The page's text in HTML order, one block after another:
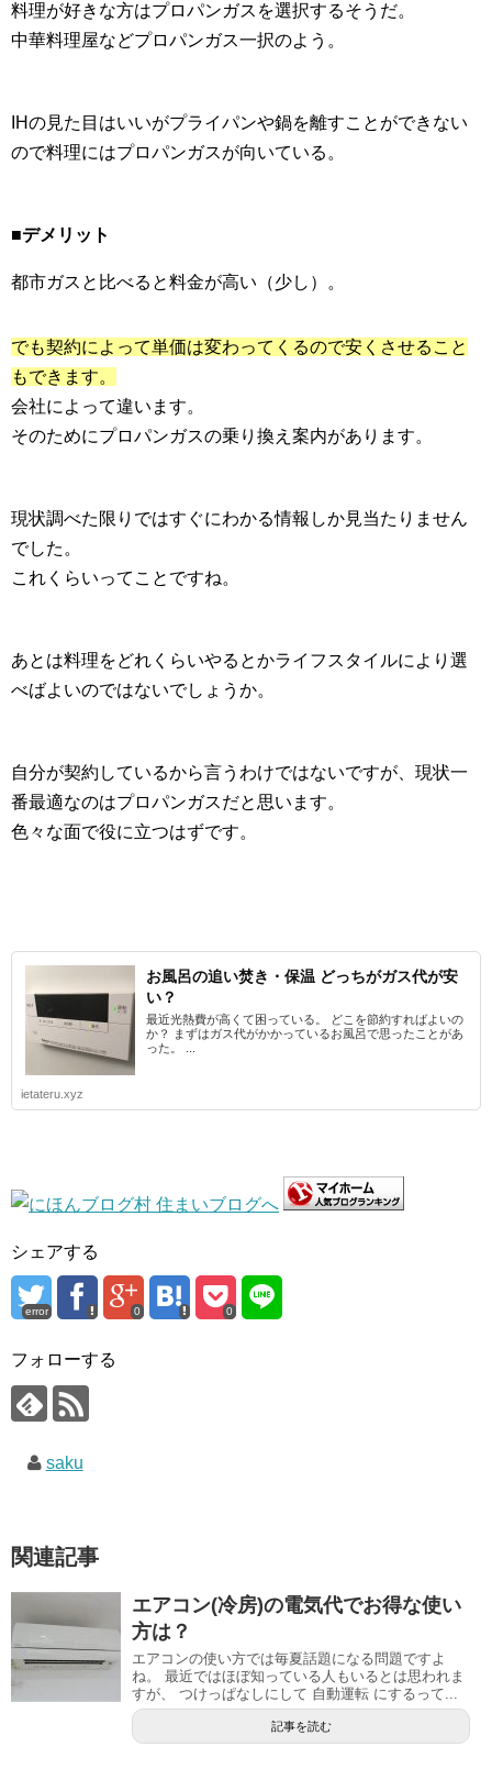
料理が好きな方はプロパンガスを選択するそうだ。
中華料理屋などプロパンガス一択のよう。
IHの見た目はいいがプライパンや鍋を離すことができない
ので料理にはプロパンガスが向いている。
■デメリット
都市ガスと比べると料金が高い（少し）。
でも契約によって単価は変わってくるので安くさせること
もできます。
会社によって違います。
そのためにプロパンガスの乗り換え案内があります。
現状調べた限りではすぐにわかる情報しか見当たりません
でした。
これくらいってことですね。
あとは料理をどれくらいやるとかライフスタイルにより選
べばよいのではないでしょうか。
自分が契約しているから言うわけではないですが、現状一
番最適なのはプロパンガスだと思います。
色々な面で役に立つはずです。
お風呂の追い焚き・保温 どっちがガス代が安
い？
最近光熱費が高くて困っている。 どこを節約すればよいの
か？ まずはガス代がかかっているお風呂で思ったことがあ
った。 ...
ietateru.xyz
シェアする
error 0 0
フォローする
saku
関連記事
エアコン(冷房)の電気代でお得な使い
方は？
エアコンの使い方では毎夏話題になる問題ですよ
ね。 最近ではほぼ知っている人もいるとは思われま
すが、 つけっぱなしにして 自動運転 にするって...
記事を読む